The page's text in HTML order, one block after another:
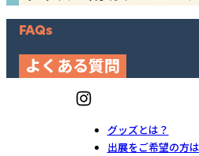
FAQs
よくある質問
グッズとは？
出展をご希望の方